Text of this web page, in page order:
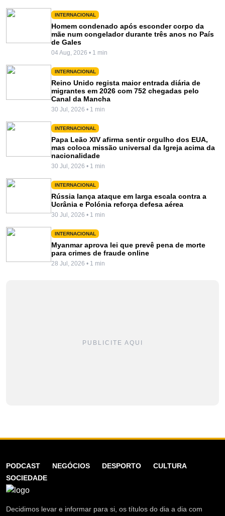
INTERNACIONAL
Homem condenado após esconder corpo da
mãe num congelador durante três anos no País
de Gales
04 Aug, 2026 • 1 min
INTERNACIONAL
Reino Unido regista maior entrada diária de
migrantes em 2026 com 752 chegadas pelo
Canal da Mancha
30 Jul, 2026 • 1 min
INTERNACIONAL
Papa Leão XIV afirma sentir orgulho dos EUA,
mas coloca missão universal da Igreja acima da
nacionalidade
30 Jul, 2026 • 1 min
INTERNACIONAL
Rússia lança ataque em larga escala contra a
Ucrânia e Polónia reforça defesa aérea
30 Jul, 2026 • 1 min
INTERNACIONAL
Myanmar aprova lei que prevê pena de morte
para crimes de fraude online
28 Jul, 2026 • 1 min
PUBLICITE AQUI
PODCAST NEGÓCIOS DESPORTO
CULTURA
SOCIEDADE
Decidimos levar e informar para si, os títulos do dia a dia com